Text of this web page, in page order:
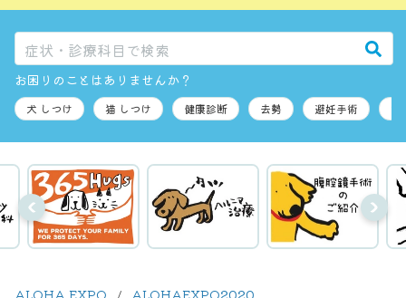
お困りのことはありませんか？